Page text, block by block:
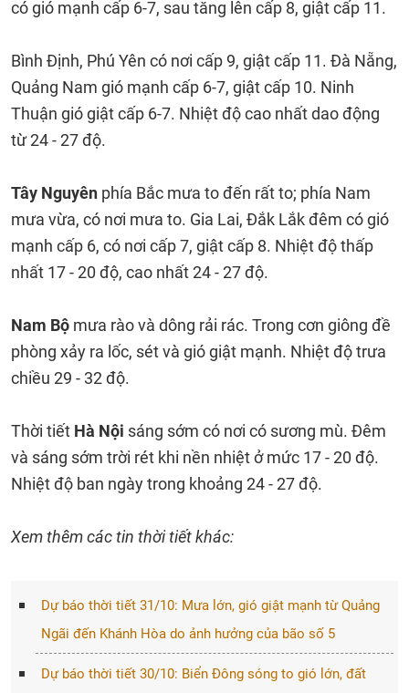
có gió mạnh cấp 6-7, sau tăng lên cấp 8, giật cấp 11.
Bình Định, Phú Yên có nơi cấp 9, giật cấp 11. Đà Nẵng,
Quảng Nam gió mạnh cấp 6-7, giật cấp 10. Ninh
Thuận gió giật cấp 6-7. Nhiệt độ cao nhất dao động
từ 24 - 27 độ.
Tây Nguyên phía Bắc mưa to đến rất to; phía Nam
mưa vừa, có nơi mưa to. Gia Lai, Đắk Lắk đêm có gió
mạnh cấp 6, có nơi cấp 7, giật cấp 8. Nhiệt độ thấp
nhất 17 - 20 độ, cao nhất 24 - 27 độ.
Nam Bộ mưa rào và dông rải rác. Trong cơn giông đề
phòng xảy ra lốc, sét và gió giật mạnh. Nhiệt độ trưa
chiều 29 - 32 độ.
Thời tiết Hà Nội sáng sớm có nơi có sương mù. Đêm
và sáng sớm trời rét khi nền nhiệt ở mức 17 - 20 độ.
Nhiệt độ ban ngày trong khoảng 24 - 27 độ.
Xem thêm các tin thời tiết khác:
Dự báo thời tiết 31/10: Mưa lớn, gió giật mạnh từ Quảng
Ngãi đến Khánh Hòa do ảnh hưởng của bão số 5
Dự báo thời tiết 30/10: Biển Đông sóng to gió lớn, đất